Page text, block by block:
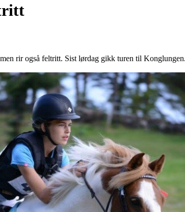
rir også feltritt. Sist lørdag gikk turen til Konglungen.